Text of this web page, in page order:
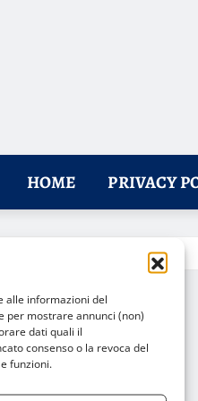
alle informazioni del
per mostrare annunci (non)
dati quali il
consenso o la revoca del
funzioni.
HOME PRIVACY